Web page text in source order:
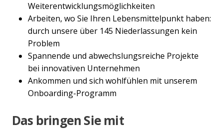
Weiterentwicklungsmöglichkeiten
Arbeiten, wo Sie Ihren Lebensmittelpunkt haben:
durch unsere über 145 Niederlassungen kein
Problem
Spannende und abwechslungsreiche Projekte
bei innovativen Unternehmen
Ankommen und sich wohlfühlen mit unserem
Onboarding-Programm
Das bringen Sie mit